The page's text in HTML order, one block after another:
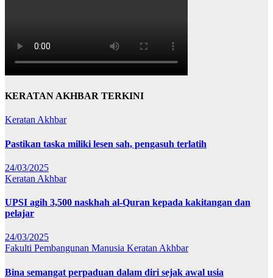
KERATAN AKHBAR TERKINI
Keratan Akhbar
Pastikan taska miliki lesen sah, pengasuh terlatih
24/03/2025
Keratan Akhbar
UPSI agih 3,500 naskhah al-Quran kepada kakitangan dan
pelajar
24/03/2025
Fakulti Pembangunan Manusia Keratan Akhbar
Bina semangat perpaduan dalam diri sejak awal usia